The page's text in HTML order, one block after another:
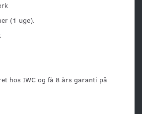
(1 uge).
hos IWC og få 8 års garanti på